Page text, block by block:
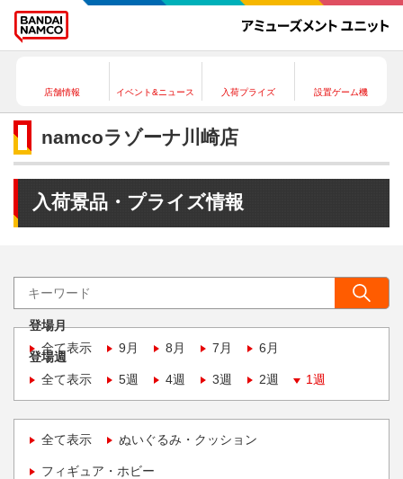
店舗情報 イベント&ニュース 入荷プライズ 設置ゲーム機
namcoラゾーナ川崎店
入荷景品・プライズ情報
登場月
全て表示
9月 8月 7月 6月
登場週
全て表示
5週 4週 3週 2週 1週
全て表示 ぬいぐるみ・クッション
フィギュア・ホビー